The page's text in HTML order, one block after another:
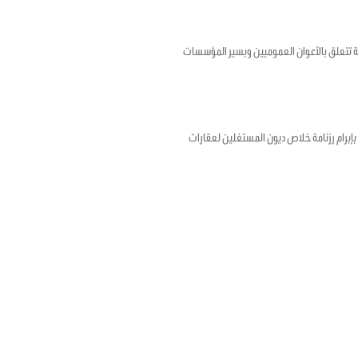
في 17 أفريل 2020 المتعلق بضبط أحكام استثنائية تتعلق بالأعوان العموميين وبسير المؤسسات
في 12 ماي 2020 المتعلق بتمديد الأجل المتعلق بإبرام رزنامة خلاص ديون المستغلين لعقارات